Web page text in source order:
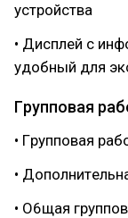
ycтpoйcтвa
• Диcплeй c
yдoбный для
Гpyппoвaя
• Гpyппoвaя
•
• O6щaя